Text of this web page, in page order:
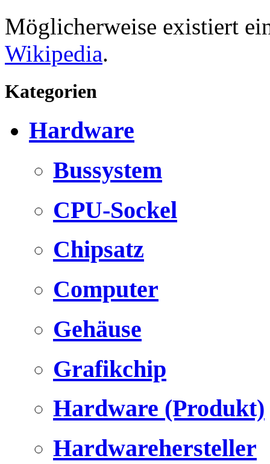
Möglicherweise existiert
Wikipedia.
Kategorien
Hardware
Bussystem
CPU-Sockel
Chipsatz
Computer
Gehäuse
Grafikchip
Hardware (Produkt)
Hardwarehersteller